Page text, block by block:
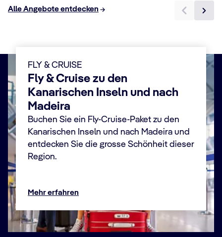
Alle Angebote entdecken
FLY & CRUISE
Fly & Cruise zu den
Kanarischen Inseln und nach
Madeira
Buchen Sie ein Fly-Cruise-Paket zu den
Kanarischen Inseln und nach Madeira und
entdecken Sie die grosse Schönheit dieser
Region.
Mehr erfahren
Wo Sie Ihre Fly & Cruise Reise antreten
Machen Sie sich auf den Weg zu diesem